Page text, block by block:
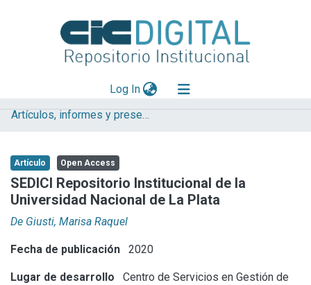
Log In(current)
Explorar
Aportar material
Statistics
Artículos, informes y presentaciones en Congresos CESGI
Artículo Open Access
SEDICI Repositorio Institucional de la
Universidad Nacional de La Plata
De Giusti, Marisa Raquel
Fecha de publicación 2020
Lugar de desarrollo
Centro de Servicios en Gestión de